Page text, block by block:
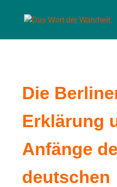
Die
Erklärung
Anfänge
deutschen